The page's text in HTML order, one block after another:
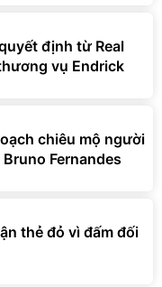
định từ Real
vụ Endrick
chiêu mộ người
Fernandes
thẻ đỏ vì đấm đối